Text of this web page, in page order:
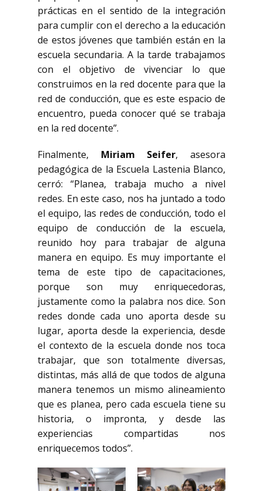
prácticas en el sentido de la integración
para cumplir con el derecho a la educación
de estos jóvenes que también están en la
escuela secundaria. A la tarde trabajamos
con el objetivo de vivenciar lo que
construimos en la red docente para que la
red de conducción, que es este espacio de
encuentro, pueda conocer qué se trabaja
en la red docente”.
Finalmente, Miriam Seifer, asesora
pedagógica de la Escuela Lastenia Blanco,
cerró: “Planea, trabaja mucho a nivel
redes. En este caso, nos ha juntado a todo
el equipo, las redes de conducción, todo el
equipo de conducción de la escuela,
reunido hoy para trabajar de alguna
manera en equipo. Es muy importante el
tema de este tipo de capacitaciones,
porque son muy enriquecedoras,
justamente como la palabra nos dice. Son
redes donde cada uno aporta desde su
lugar, aporta desde la experiencia, desde
el contexto de la escuela donde nos toca
trabajar, que son totalmente diversas,
distintas, más allá de que todos de alguna
manera tenemos un mismo alineamiento
que es planea, pero cada escuela tiene su
historia, o impronta, y desde las
experiencias compartidas nos
enriquecemos todos”.